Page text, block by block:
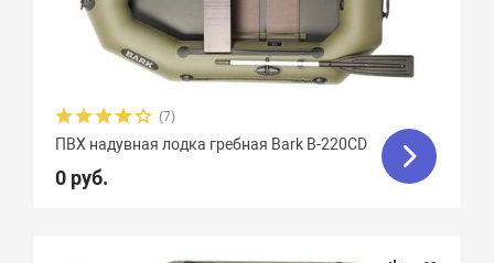
(7)
ПВХ надувная лодка гребная Bark B-220СD
0 руб.